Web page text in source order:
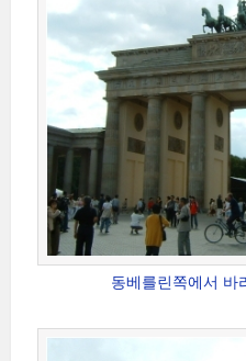
동베를린쪽에서 바